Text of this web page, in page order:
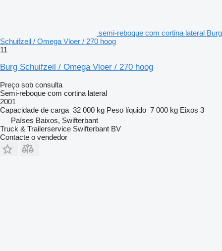
semi-reboque com cortina lateral Burg
Schuifzeil / Omega Vloer / 270 hoog
11
Burg Schuifzeil / Omega Vloer / 270 hoog
Preço sob consulta
Semi-reboque com cortina lateral
2001
Capacidade de carga 32 000 kg Peso líquido 7 000 kg Eixos 3
Países Baixos, Swifterbant
Truck & Trailerservice Swifterbant BV
Contacte o vendedor